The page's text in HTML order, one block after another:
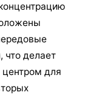
что делает
для